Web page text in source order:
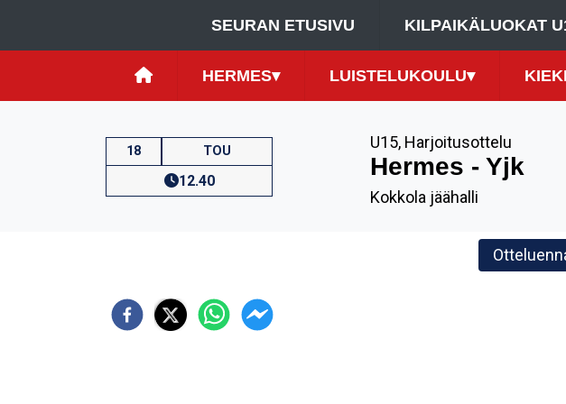
SEURAN ETUSIVU KILPAIKÄLUOKAT
HERMES▾ LUISTELUKOULU▾
18 TOU
12.40
U15, Harjoitusottelu
Hermes - Yjk
Kokkola jäähalli